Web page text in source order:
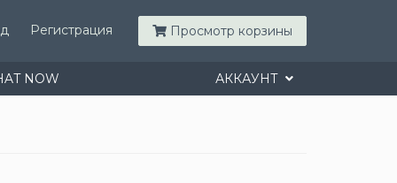
Регистрация Просмотр корзины
NOW АККАУНТ